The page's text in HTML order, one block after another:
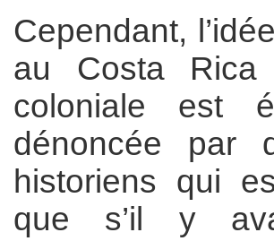
Cependant,
au Costa Rica
coloniale est
dénoncée par
historiens qui
que s’il y